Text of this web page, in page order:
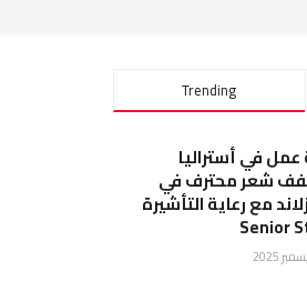
Trending
في أستراليا
شعر محترف في
مع رعاية التأشيرة
Senior